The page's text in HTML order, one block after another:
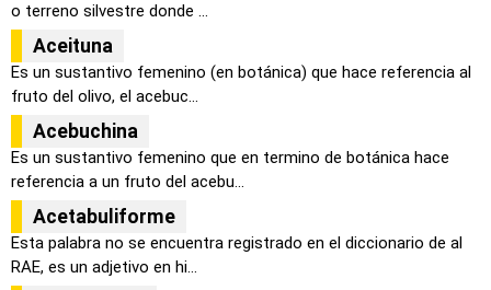
o terreno silvestre donde ...
Aceituna
Es un sustantivo femenino (en botánica) que hace referencia al
fruto del olivo, el acebuc...
Acebuchina
Es un sustantivo femenino que en termino de botánica hace
referencia a un fruto del acebu...
Acetabuliforme
Esta palabra no se encuentra registrado en el diccionario de al
RAE, es un adjetivo en hi...